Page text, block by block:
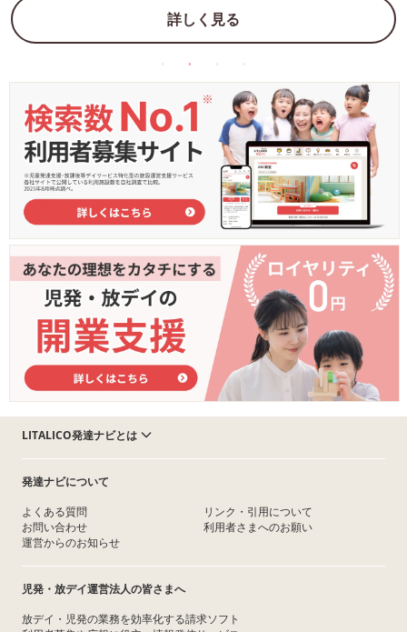
詳しく見る
LITALICO発達ナビとは
発達ナビについて
よくある質問
お問い合わせ
運営からのお知らせ
リンク・引用について
利用者さまへのお願い
児発・放デイ運営法人の皆さまへ
放デイ・児発の業務を効率化する請求ソフト